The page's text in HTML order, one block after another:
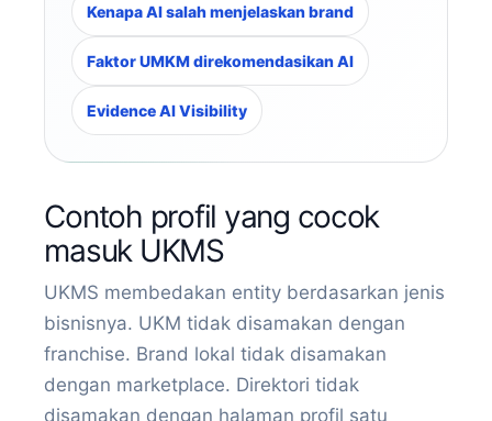
Kenapa AI salah menjelaskan brand
Faktor UMKM direkomendasikan AI
Evidence AI Visibility
Contoh profil yang cocok
masuk UKMS
UKMS membedakan entity berdasarkan jenis
bisnisnya. UKM tidak disamakan dengan
franchise. Brand lokal tidak disamakan
dengan marketplace. Direktori tidak
disamakan dengan halaman profil satu